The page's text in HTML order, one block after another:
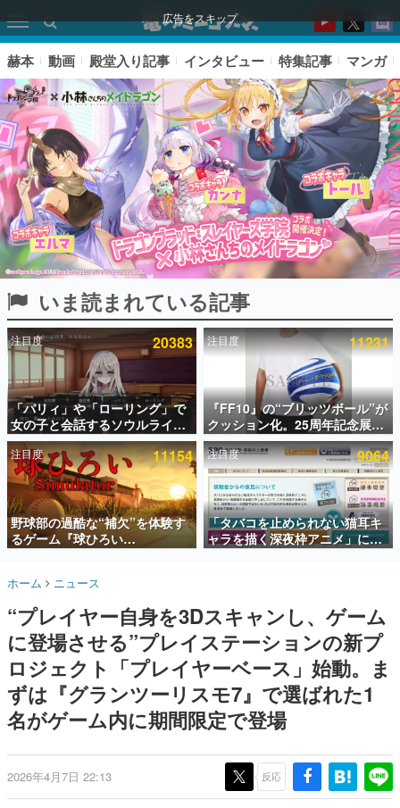
広告をスキップ
ピックアップ
電ファミのいま読まれている記事ランキング
アプリセール情報
インタビュー
連載・特集一覧
殿堂入り記事
SNS拡散数が数千以上！ ページビュー数万以上！ などな
ど。多くの人々に読まれた、電ファミ渾身の“殿堂入り”記
事をまとめました。
名作ゲームクリエイターの方々に製作時のエピソードをお
きます。
赫本
この物語を解いてはいけない。『赫本』は、〈試験問題〉
の形をした短編ホラー小説集です。
新世代に訊く
これからのデジタルゲーム市場を担う若きクリエイター達
ゲーム世代の作家たち
ゲームに多大な影響を受けた作家さんに取材し、ゲームが
赫本 動画 殿堂入り記事 インタビュー 特集記事 マンガ
いま読まれている記事
注目度 20383
「パリィ」や「ローリング」で
女の子と会話するソウルライク
恋愛ゲーム『小早川さんはソウ
ルライク』無料公開。返事に失
敗すると「YOU DIED」
注目度 11231
『FF10』の“ブリッツボール”が
クッション化。25周年記念展
「FINAL FANTASY X
MUSEUM-幻光の記憶-」のグッ
ズ情報が一部公開
注目度 11154
野球部の過酷な“補欠”を体験す
るゲーム『球ひろい
Simulator』が「1件」のウィッ
対応しSNSで話題に。『キング
ダム・カム』開発元やチェコの
プロ野球選手から称賛の声
注目度 9064
「タバコを止められない猫耳キ
ャラを描く深夜枠アニメ」に視
聴者の一部から批判意見。違法
ホーム ニュース
“プレイヤー自身を3Dスキャンし、ゲーム
に登場させる”プレイステーションの新プ
ロジェクト「プレイヤーベース」始動。ま
ずは『グランツーリスモ7』で選ばれた1
名がゲーム内に期間限定で登場
2026年4月7日 22:13 反応